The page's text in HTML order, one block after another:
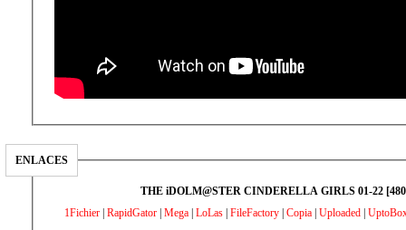
ENLACES
THE iDOLM@STER CINDERELLA GIRLS 01-22
1Fichier| RapidGator| Mega| LoLas| FileFactory| Copia| Uploaded|